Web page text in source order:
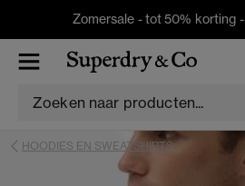
Zomersale - tot 50% korting -
HOODIES EN SWEATSHIRTS